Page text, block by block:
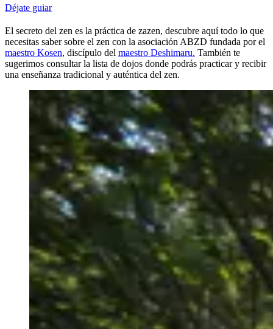
Déjate guiar
El secreto del zen es la práctica de zazen, descubre aquí todo lo que
necesitas saber sobre el zen con la asociación ABZD fundada por el
maestro Kosen, discípulo del maestro Deshimaru. También te
sugerimos consultar la lista de dojos donde podrás practicar y recibir
una enseñanza tradicional y auténtica del zen.